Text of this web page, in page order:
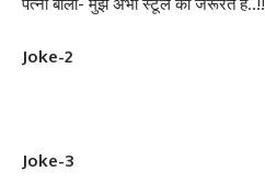
पत्नी बोली- मुझे अभी स्टूल की जरूरत है..!!
Joke-2
Joke-3